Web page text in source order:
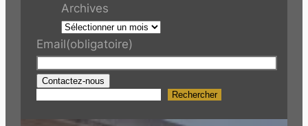
Archives
Email(obligatoire)
Contactez-nous
Rechercher